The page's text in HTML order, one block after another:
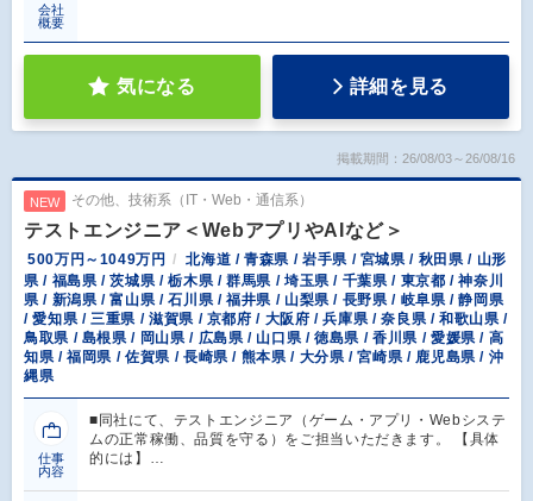
会社
概要
気になる 詳細を見る
掲載期間：26/08/03～26/08/16
NEW その他、技術系（IT・Web・通信系）
テストエンジニア＜WebアプリやAIなど＞
500万円～1049万円
北海道 / 青森県 / 岩手県 / 宮城県 / 秋田県 / 山形
県 / 福島県 / 茨城県 / 栃木県 / 群馬県 / 埼玉県 / 千葉県 / 東京都 / 神奈川
県 / 新潟県 / 富山県 / 石川県 / 福井県 / 山梨県 / 長野県 / 岐阜県 / 静岡県
/ 愛知県 / 三重県 / 滋賀県 / 京都府 / 大阪府 / 兵庫県 / 奈良県 / 和歌山県 /
鳥取県 / 島根県 / 岡山県 / 広島県 / 山口県 / 徳島県 / 香川県 / 愛媛県 / 高
知県 / 福岡県 / 佐賀県 / 長崎県 / 熊本県 / 大分県 / 宮崎県 / 鹿児島県 / 沖
縄県
仕事
内容
■同社にて、テストエンジニア（ゲーム・アプリ・Webシステ
ムの正常稼働、品質を守る）をご担当いただきます。 【具体
的には】…